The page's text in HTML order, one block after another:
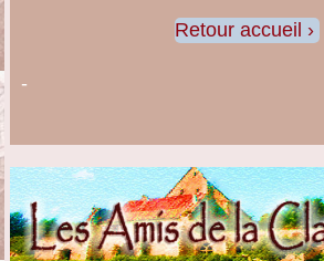
Retour accueil
-